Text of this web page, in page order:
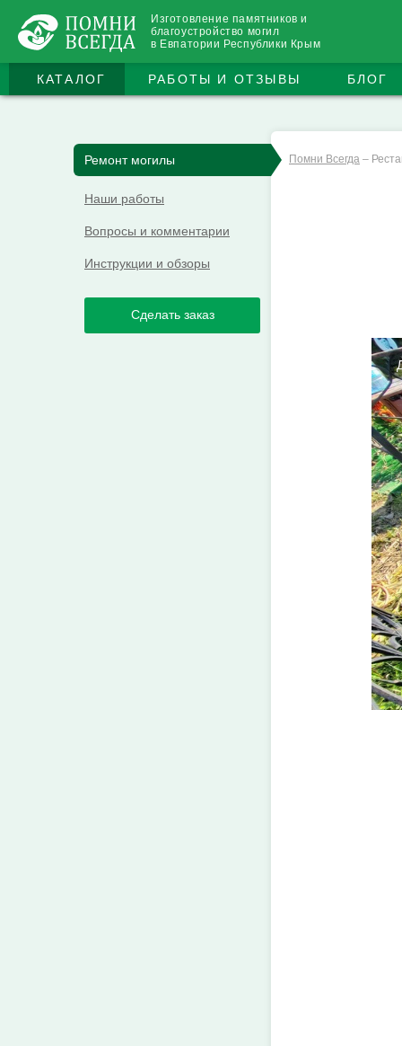
Изготовление памятников и
благоустройство могил
в Евпатории Республики Крым
КАТАЛОГ РАБОТЫ И ОТЗЫВЫ БЛОГ
Ремонт могилы
Наши работы
Вопросы и комментарии
Инструкции и обзоры
Сделать заказ
Помни Всегда –